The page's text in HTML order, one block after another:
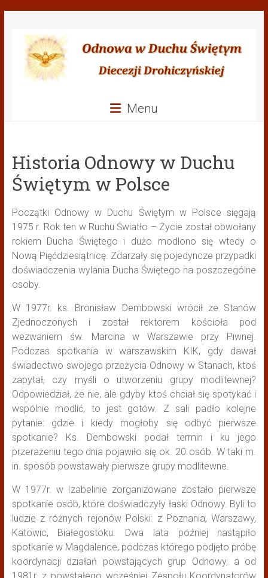
treściOdnowa
w
Duchu
Menu
Historia Odnowy w Duchu
Świętym w Polsce
Początki Odnowy w Duchu Świętym w Polsce sięgają
1975 r. Rok ten w Ruchu Światło – Życie został obwołany
rokiem Ducha Świętego i dużo modlono się wtedy o
Nową Pięćdziesiątnicę. Zdarzały się pojedyncze przypadki
doświadczenia wylania Ducha Świętego na poszczególne
osoby.
W 1977r. ks. Bronisław Dembowski wrócił ze Stanów
Zjednoczonych i został rektorem kościoła pod
wezwaniem św. Marcina w Warszawie przy Piwnej.
Podczas spotkania w warszawskim KIK, gdy dawał
świadectwo swojego przeżycia Odnowy w Stanach, ktoś
zapytał, czy myśli o utworzeniu grupy modlitewnej?
Odpowiedział, że nie, ale gdyby ktoś chciał się spotykać i
wspólnie modlić, to jest gotów. Z sali padło kolejne
pytanie: gdzie i kiedy mogłoby się odbyć pierwsze
spotkanie? Ks. Dembowski podał termin i ku jego
przerażeniu tego dnia pojawiło się ok. 20 osób. W taki m.
in. sposób powstawały pierwsze grupy modlitewne.
W 1977r. w Izabelinie zorganizowane zostało pierwsze
spotkanie osób, które doświadczyły łaski Odnowy. Byli to
ludzie z różnych rejonów Polski: z Poznania, Warszawy,
Katowic, Białegostoku. Dwa lata później nastąpiło
spotkanie w Magdalence, podczas którego podjęto próbę
koordynacji działań powstających grup Odnowy, a od